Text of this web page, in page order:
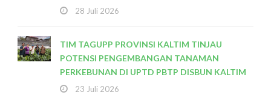
28 Juli 2026
TIM TAGUPP PROVINSI KALTIM TINJAU
POTENSI PENGEMBANGAN TANAMAN
PERKEBUNAN DI UPTD PBTP DISBUN KALTIM
23 Juli 2026